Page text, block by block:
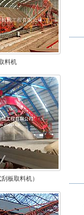
料机
板取料机）